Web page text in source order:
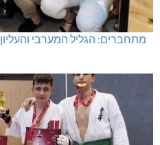
מתחברים: הגליל המערבי והעליון